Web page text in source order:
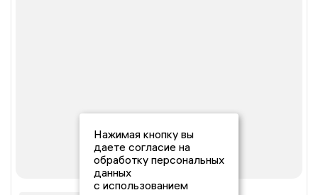
Нажимая кнопку вы
даете согласие на
обработку персональных
данных
с использованием